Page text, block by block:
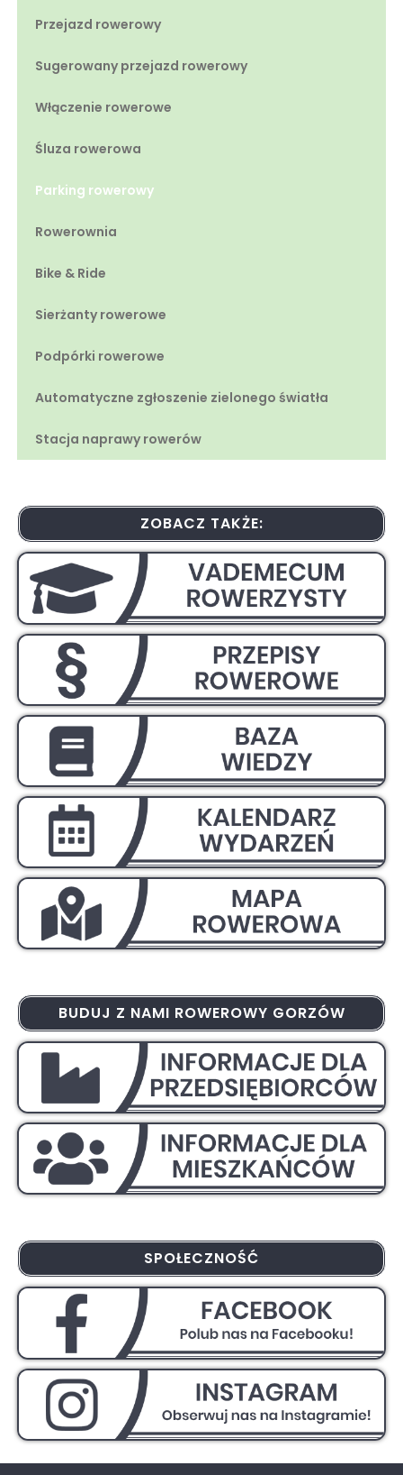
Przejazd rowerowy
Sugerowany przejazd rowerowy
Włączenie rowerowe
Śluza rowerowa
Parking rowerowy
Rowerownia
Bike & Ride
Sierżanty rowerowe
Podpórki rowerowe
Automatyczne zgłoszenie zielonego światła
Stacja naprawy rowerów
ZOBACZ TAKŻE:
BUDUJ Z NAMI ROWEROWY GORZÓW
SPOŁECZNOŚĆ